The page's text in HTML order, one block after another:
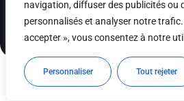
navigation, diffuser des publicités ou
personnalisés et analyser notre
accepter », vous consentez à notre
Personnaliser Tout rejeter
Adhésion